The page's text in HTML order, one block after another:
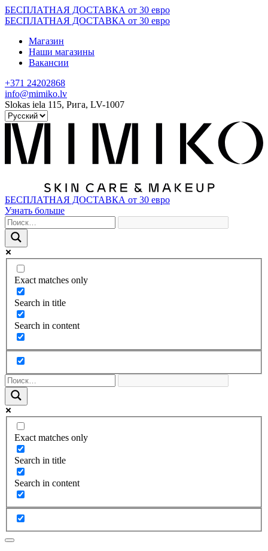
Skip
to
БЕСПЛАТНАЯ ДОСТАВКА от 30 евро
БЕСПЛАТНАЯ ДОСТАВКА от 30 евро
Магазин
Наши магазины
Вакансии
+371 24202868
info@mimiko.lv
Slokas iela 115, Рига, LV-1007
БЕСПЛАТНАЯ ДОСТАВКА от 30 евро
Узнать больше
Exact matches only
Search in title
Search in content
Exact matches only
Search in title
Search in content